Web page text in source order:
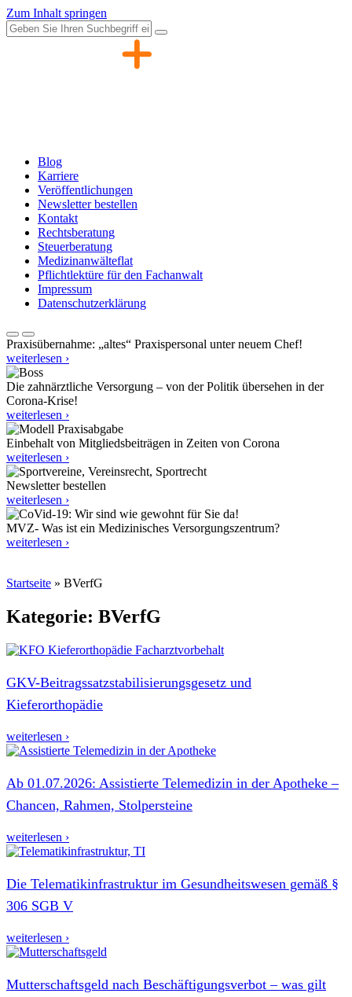
Zum Inhalt springen
Blog
Karriere
Veröffentlichungen
Newsletter bestellen
Kontakt
Rechtsberatung
Steuerberatung
Medizinanwälteflat
Pflichtlektüre für den Fachanwalt
Impressum
Datenschutzerklärung
Praxisübernahme: „altes“ Praxispersonal unter neuem Chef!
weiterlesen ›
Die zahnärztliche Versorgung – von der Politik übersehen in der
Corona-Krise!
weiterlesen ›
Einbehalt von Mitgliedsbeiträgen in Zeiten von Corona
weiterlesen ›
Newsletter bestellen
weiterlesen ›
MVZ- Was ist ein Medizinisches Versorgungszentrum?
weiterlesen ›
Startseite » BVerfG
Kategorie: BVerfG
GKV-Beitragssatzstabilisierungsgesetz und
Kieferorthopädie
weiterlesen ›
Ab 01.07.2026: Assistierte Telemedizin in der Apotheke –
Chancen, Rahmen, Stolpersteine
weiterlesen ›
Die Telematikinfrastruktur im Gesundheitswesen gemäß §
306 SGB V
weiterlesen ›
Mutterschaftsgeld nach Beschäftigungsverbot – was gilt